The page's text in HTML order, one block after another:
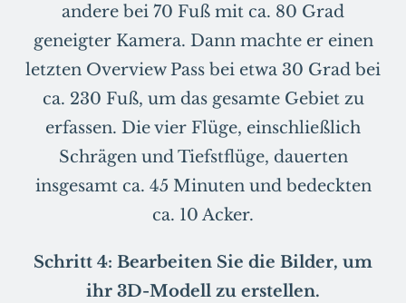
andere bei 70 Fuß mit ca. 80 Grad
geneigter Kamera. Dann machte er einen
letzten Overview Pass bei etwa 30 Grad bei
ca. 230 Fuß, um das gesamte Gebiet zu
erfassen. Die vier Flüge, einschließlich
Schrägen und Tiefstflüge, dauerten
insgesamt ca. 45 Minuten und bedeckten
ca. 10 Acker.
Schritt 4: Bearbeiten Sie die Bilder, um
ihr 3D-Modell zu erstellen.